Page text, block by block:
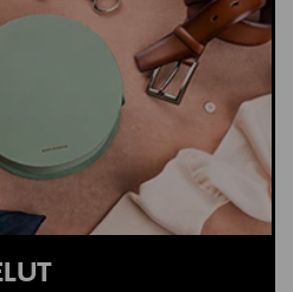
chelsea nilkkurit,
Lloyd